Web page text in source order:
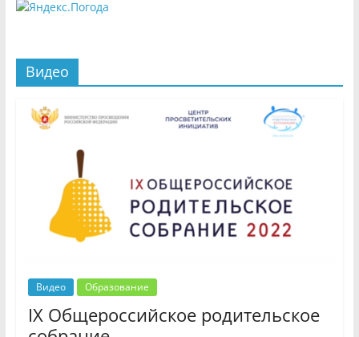
Видео
Видео Образование
IX Общероссийское родительское